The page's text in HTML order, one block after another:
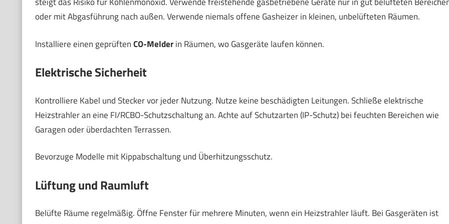
oder mit Abgasführung nach außen. Verwende niemals offene Gasheizer in kleinen, unbelüfteten Räumen.
Installiere einen geprüftenCO-Melderin Räumen, wo Gasgeräte laufen können.
Elektrische Sicherheit
Kontrolliere Kabel und Stecker vor jeder Nutzung. Nutze keine beschädigten Leitungen. Schließe elektrische
Heizstrahler an eine FI/RCBO-Schutzschaltung an. Achte auf Schutzarten (IP-Schutz) bei feuchten Bereichen wie
Garagen oder überdachten Terrassen.
Bevorzuge Modelle mit Kippabschaltung und Überhitzungsschutz.
Lüftung und Raumluft
Belüfte Räume regelmäßig. Öffne Fenster für mehrere Minuten, wenn ein Heizstrahler läuft. Bei Gasgeräten ist